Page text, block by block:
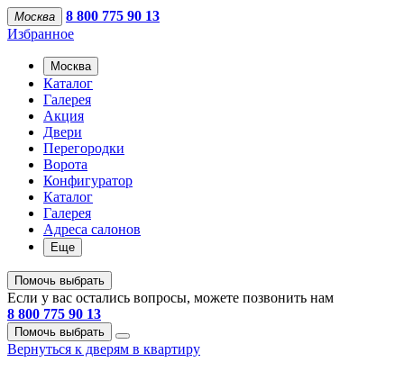
Москва
8 800 775 90 13
Избранное
Москва
Каталог
Галерея
Акция
Двери
Перегородки
Ворота
Конфигуратор
Каталог
Галерея
Адреса салонов
Еще
Помочь выбрать
Если у вас остались вопросы, можете позвонить нам
8 800 775 90 13
Помочь выбрать
Вернуться к дверям в квартиру